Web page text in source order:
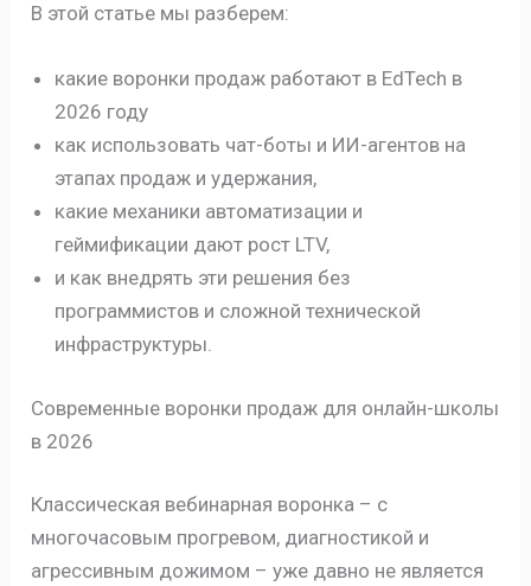
В этой статье мы разберем:
какие воронки продаж работают в EdTech в
2026 году
как использовать чат-боты и ИИ-агентов на
этапах продаж и удержания,
какие механики автоматизации и
геймификации дают рост LTV,
и как внедрять эти решения без
программистов и сложной технической
инфраструктуры.
Современные воронки продаж для онлайн-школы
в 2026
Классическая вебинарная воронка – с
многочасовым прогревом, диагностикой и
агрессивным дожимом – уже давно не является